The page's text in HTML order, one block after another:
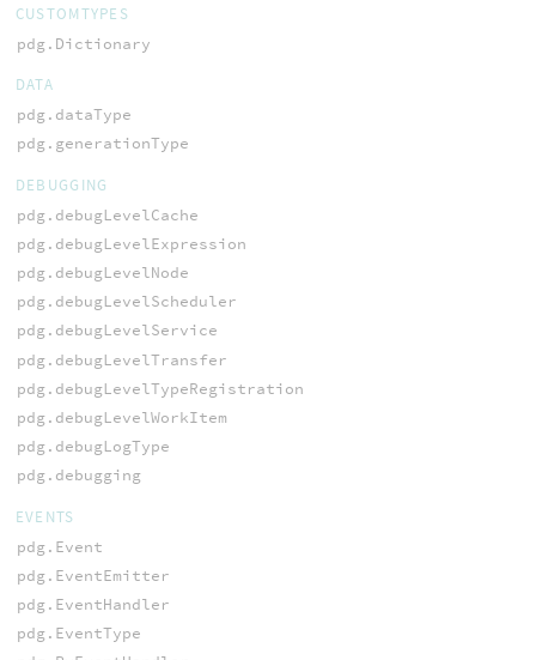
CUSTOMTYPES
pdg.Dictionary
DATA
pdg.dataType
pdg.generationType
DEBUGGING
pdg.debugLevelCache
pdg.debugLevelExpression
pdg.debugLevelNode
pdg.debugLevelScheduler
pdg.debugLevelService
pdg.debugLevelTransfer
pdg.debugLevelTypeRegistration
pdg.debugLevelWorkItem
pdg.debugLogType
pdg.debugging
EVENTS
pdg.Event
pdg.EventEmitter
pdg.EventHandler
pdg.EventType